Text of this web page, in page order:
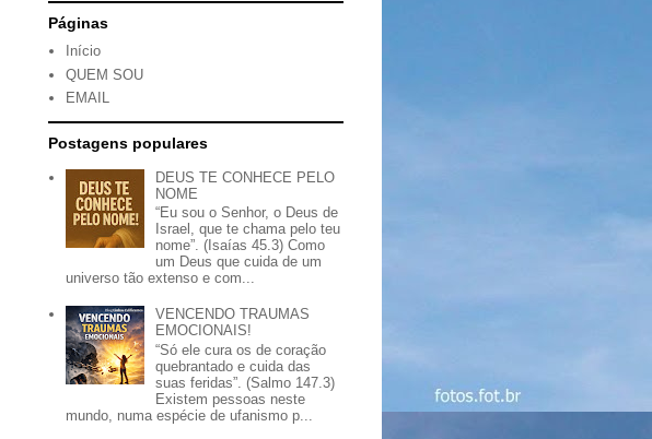
Páginas
Início
QUEM SOU
EMAIL
Postagens populares
DEUS TE CONHECE PELO
NOME
“Eu sou o Senhor, o Deus de
Israel, que te chama pelo teu
nome”. (Isaías 45.3) Como
um Deus que cuida de um
universo tão extenso e com...
VENCENDO TRAUMAS
EMOCIONAIS!
“Só ele cura os de coração
quebrantado e cuida das
suas feridas”. (Salmo 147.3)
Existem pessoas neste
mundo, numa espécie de ufanismo p...